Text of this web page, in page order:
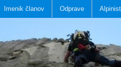
Imenik članov Odprave